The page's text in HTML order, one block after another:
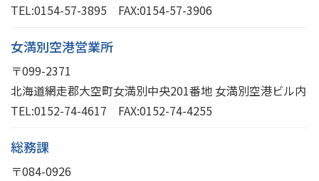
TEL:0154-57-3895 FAX:0154-57-3906
女満別空港営業所
〒099-2371
北海道網走郡大空町女満別中央201番地 女満別空港ビル内
TEL:0152-74-4617 FAX:0152-74-4255
総務課
〒084-0926